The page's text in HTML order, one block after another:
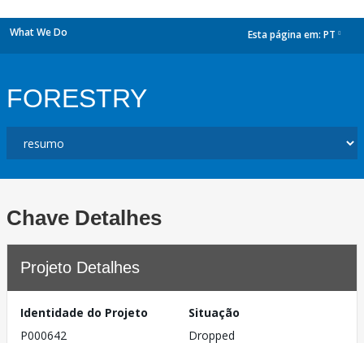
What We Do Esta página em: PT
FORESTRY
Chave Detalhes
Projeto Detalhes
Identidade do Projeto
P000642
Situação
Dropped